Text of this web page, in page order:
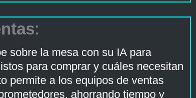
:
sobre la mesa con su IA para
para comprar y cuáles necesitan
permite a los equipos de ventas
ahorrando tiempo y